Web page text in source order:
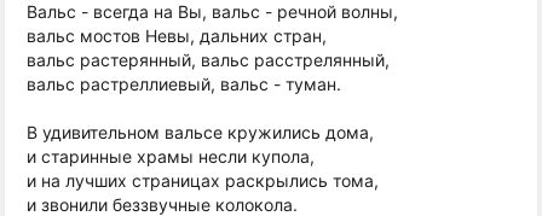
Вальс - всегда на Вы, вальс - речной волны,
вальс мостов Невы, дальних стран,
вальс растерянный, вальс расстрелянный,
вальс растреллиевый, вальс - туман.
В удивительном вальсе кружились дома,
и старинные храмы несли купола,
и на лучших страницах раскрылись тома,
и звонили беззвучные колокола.